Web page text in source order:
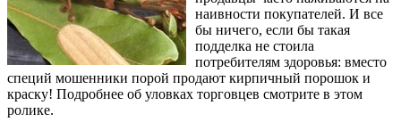
наивности покупателей. И все
бы ничего, если бы такая
подделка не стоила
потребителям здоровья: вместо
специй мошенники порой продают кирпичный порошок и
краску! Подробнее об уловках торговцев смотрите в этом
ролике.